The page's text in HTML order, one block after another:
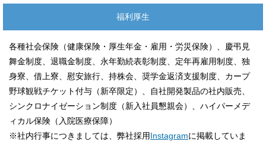
福利厚生
各種社会保険（健康保険・厚生年金・雇用・労災保険）、慶弔見
舞金制度、退職金制度、永年勤続表彰制度、定年再雇用制度、独
身寮、借上寮、慰安旅行、持株会、奨学金返済支援制度、カープ
野球観戦チケット付与（新卒限定）、自社開発製品の社内販売、
シンクロナイゼーション制度（新入社員懇親会）、ハイパーメデ
ィカル保険（入院医療保障）
※社内行事につきましては、弊社採用Instagramに掲載していま